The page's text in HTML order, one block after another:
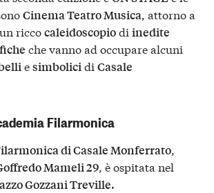
Cinema Teatro Musica, attorno a
riccocaleidoscopiodi inedite
che vanno ad occupare alcuni
esimbolicidi Casale
Filarmonica
di Casale Monferrato,
Mameli 29, è ospitata nel
Gozzani Treville.